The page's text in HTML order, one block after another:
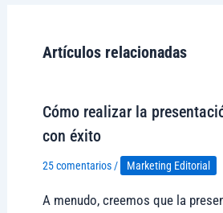
Artículos relacionadas
Cómo realizar la
con éxito
25 comentarios / Marketing Editorial
A menudo, creemos que la